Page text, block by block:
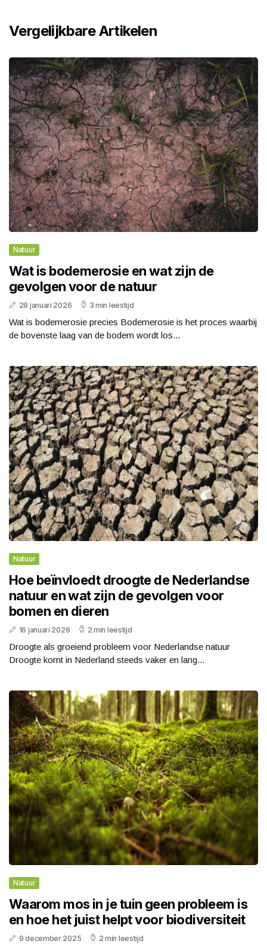
Vergelijkbare Artikelen
Natuur
Wat is bodemerosie en wat zijn de
gevolgen voor de natuur
28 januari 2026 3 min leestijd
Wat is bodemerosie precies Bodemerosie is het proces waarbij
de bovenste laag van de bodem wordt los...
Natuur
Hoe beïnvloedt droogte de Nederlandse
natuur en wat zijn de gevolgen voor
bomen en dieren
16 januari 2026 2 min leestijd
Droogte als groeiend probleem voor Nederlandse natuur
Droogte komt in Nederland steeds vaker en lang...
Natuur
Waarom mos in je tuin geen probleem is
en hoe het juist helpt voor biodiversiteit
9 december 2025 2 min leestijd